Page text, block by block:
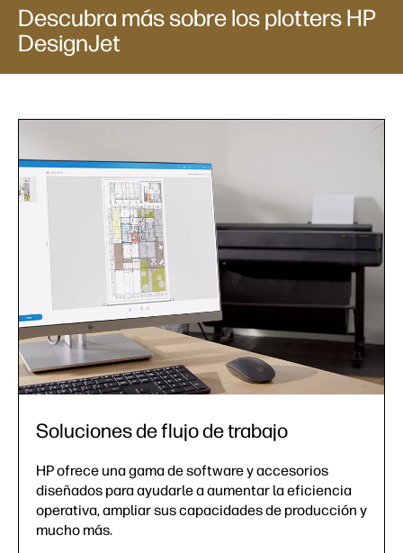
Descubra más sobre los plotters HP
DesignJet
Soluciones de flujo de trabajo
HP ofrece una gama de software y accesorios
diseñados para ayudarle a aumentar la eficiencia
operativa, ampliar sus capacidades de producción y
mucho más.